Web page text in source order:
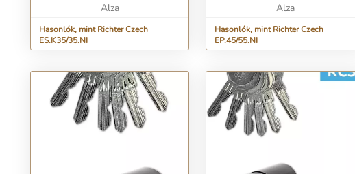
Alza
Hasonlók, mint Richter Czech
ES.K35/35.NI
Alza
Hasonlók, mint Richter Czech
EP.45/55.NI